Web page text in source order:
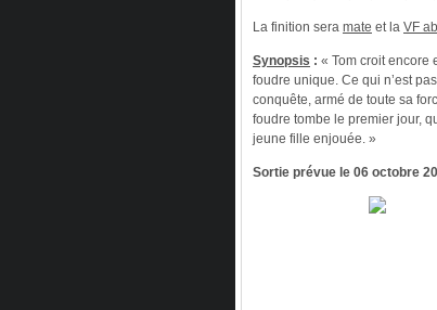
La finition sera mate et la VF
Synopsis : « Tom croit encore
foudre unique. Ce qui n’est
conquête, armé de toute sa
foudre tombe le premier jour,
jeune fille enjouée. »
Sortie prévue le 06 octobre